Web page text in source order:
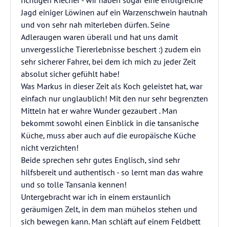
Jagd einiger Löwinen auf ein Warzenschwein hautnah
und von sehr nah miterleben dürfen. Seine
Adleraugen waren überall und hat uns damit
unvergessliche Tiererlebnisse beschert :) zudem ein
sehr sicherer Fahrer, bei dem ich mich zu jeder Zeit
absolut sicher gefühlt habe!
Was Markus in dieser Zeit als Koch geleistet hat, war
einfach nur unglaublich! Mit den nur sehr begrenzten
Mitteln hat er wahre Wunder gezaubert . Man
bekommt sowohl einen Einblick in die tansanische
Küche, muss aber auch auf die europäische Küche
nicht verzichten!
Beide sprechen sehr gutes Englisch, sind sehr
hilfsbereit und authentisch - so lernt man das wahre
und so tolle Tansania kennen!
Untergebracht war ich in einem erstaunlich
geräumigen Zelt, in dem man mühelos stehen und
sich bewegen kann. Man schläft auf einem Feldbett